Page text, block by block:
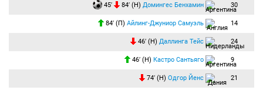
45′ 84′ (Н) Домингес Бенхамин 30
84′ (П) Айлинг-Джуниор Самуэль 14
46′ (Н) Даллинга Тейс 24
46′ (Н) Кастро Сантьяго 9
74′ (Н) Одгор Йенс 21